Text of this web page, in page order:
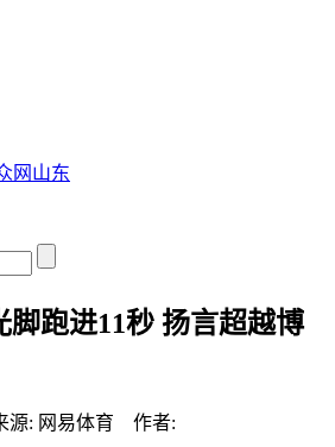
脚跑进11秒 扬言超越博
源: 网易体育 作者: